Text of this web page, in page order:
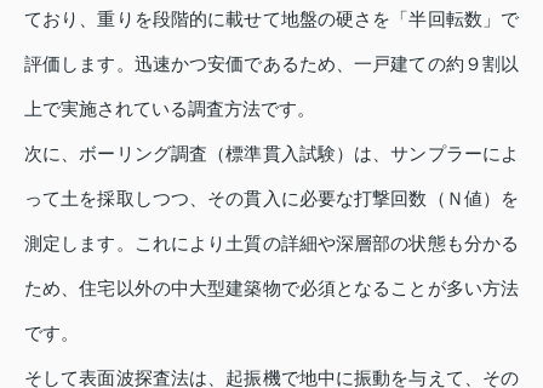
ており、重りを段階的に載せて地盤の硬さを「半回転数」で
評価します。迅速かつ安価であるため、一戸建ての約９割以
上で実施されている調査方法です。
次に、ボーリング調査（標準貫入試験）は、サンプラーによ
って土を採取しつつ、その貫入に必要な打撃回数（Ｎ値）を
測定します。これにより土質の詳細や深層部の状態も分かる
ため、住宅以外の中大型建築物で必須となることが多い方法
です。
そして表面波探査法は、起振機で地中に振動を与えて、その